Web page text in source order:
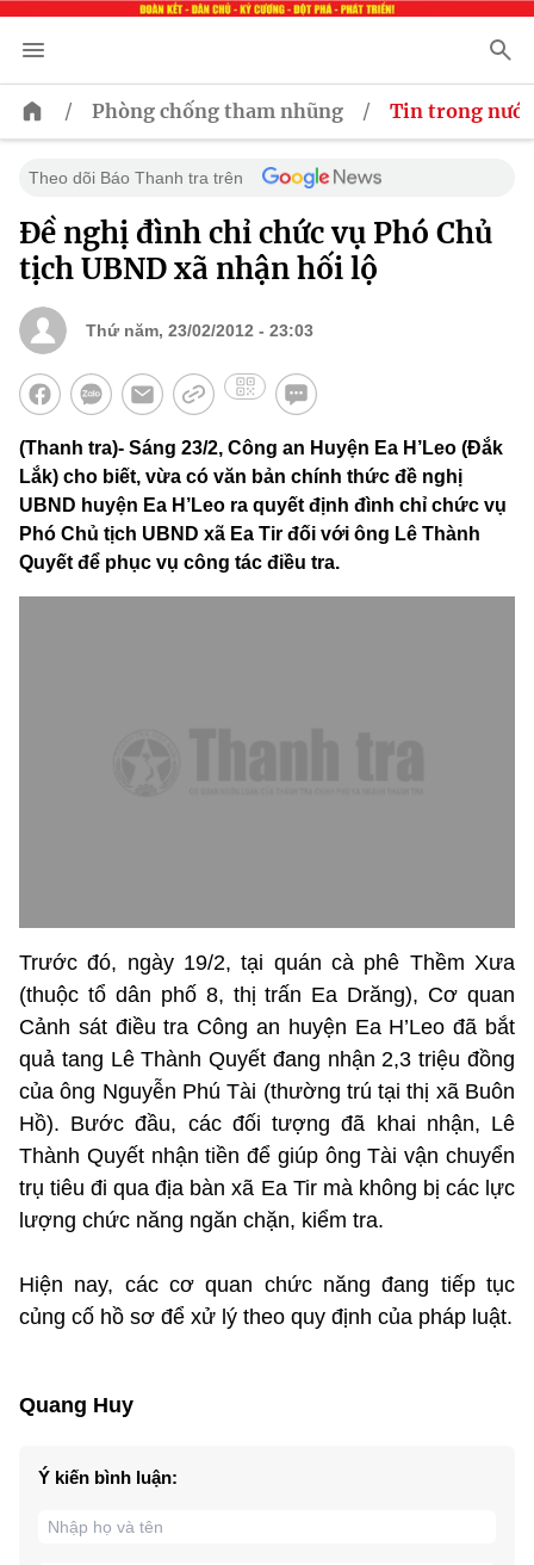
/ Phòng chống tham nhũng / Tin trong nước
Theo dõi Báo Thanh tra trên
Đề nghị đình chỉ chức vụ Phó Chủ
tịch UBND xã nhận hối lộ
Thứ năm, 23/02/2012 - 23:03
(Thanh tra)- Sáng 23/2, Công an Huyện Ea H’Leo (Đắk
Lắk) cho biết, vừa có văn bản chính thức đề nghị
UBND huyện Ea H’Leo ra quyết định đình chỉ chức vụ
Phó Chủ tịch UBND xã Ea Tir đối với ông Lê Thành
Quyết để phục vụ công tác điều tra.
Trước đó, ngày 19/2, tại quán cà phê Thềm Xưa
(thuộc tổ dân phố 8, thị trấn Ea Drăng), Cơ quan
Cảnh sát điều tra Công an huyện Ea H’Leo đã bắt
quả tang Lê Thành Quyết đang nhận 2,3 triệu đồng
của ông Nguyễn Phú Tài (thường trú tại thị xã Buôn
Hồ). Bước đầu, các đối tượng đã khai nhận, Lê
Thành Quyết nhận tiền để giúp ông Tài vận chuyển
trụ tiêu đi qua địa bàn xã Ea Tir mà không bị các lực
lượng chức năng ngăn chặn, kiểm tra.
Hiện nay, các cơ quan chức năng đang tiếp tục
củng cố hồ sơ để xử lý theo quy định của pháp luật.
Quang Huy
Ý kiến bình luận: